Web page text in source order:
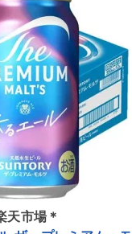
天市場＊